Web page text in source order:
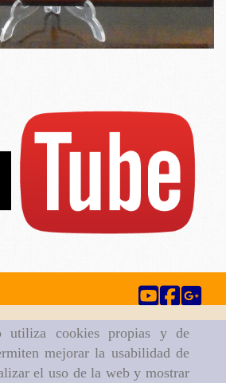
utiliza cookies propias y de
mejorar la usabilidad de
el uso de la web y mostrar